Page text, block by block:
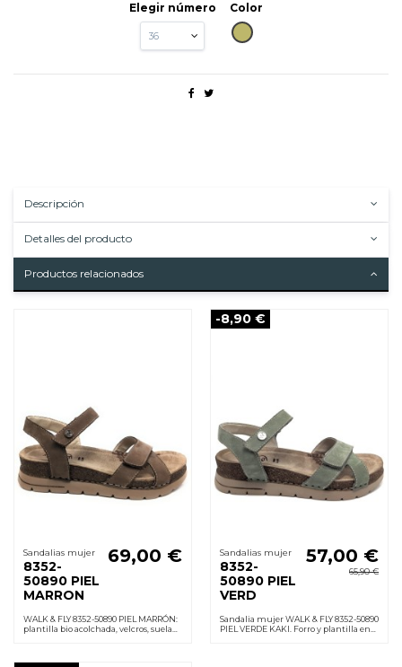
Elegir número
Color
KAKI
Descripción
Detalles del producto
Productos relacionados
Sandalias mujer
8352-
50890 PIEL
MARRON
69,00 €
WALK & FLY 8352-50890 PIEL MARRÓN:
plantilla bio acolchada, velcros, suela
-8,90 €
Sandalias mujer
8352-
50890 PIEL
VERD
57,00 €
65,90 €
Sandalia mujer WALK & FLY 8352-50890
PIEL VERDE KAKI. Forro y plantilla en